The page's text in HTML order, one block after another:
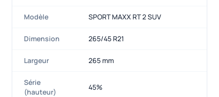
Modèle SPORT MAXX RT 2 SUV
Dimension 265/45 R21
Largeur 265 mm
Série
(hauteur)
45%